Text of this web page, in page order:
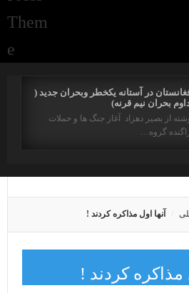
در آستانه یکخطر وبحران جدید (
بحران نیم قرنه)
از بصیر دهزاد آغاز جنگ ها و حملات
گروه…
آنها اول مذاکره کردند !
مذاکره کردند !